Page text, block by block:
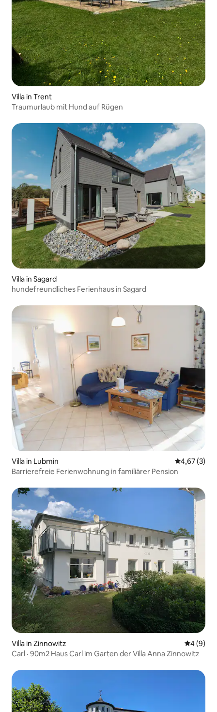
Villa in Trent
Traumurlaub mit Hund auf Rügen
Villa in Sagard
hundefreundliches Ferienhaus in Sagard
Villa in Lubmin
4,67 (3)
Barrierefreie Ferienwohnung in familiärer Pension
Villa in Zinnowitz
4 (9)
Carl · 90m2 Haus Carl im Garten der Villa Anna Zinnowitz